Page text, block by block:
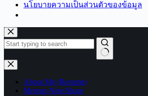
นโยบายความเป็นส่วนตัวของข้อมูล
Skip
to
content
No
results
About Me (Resume)
Meetup Note/Share